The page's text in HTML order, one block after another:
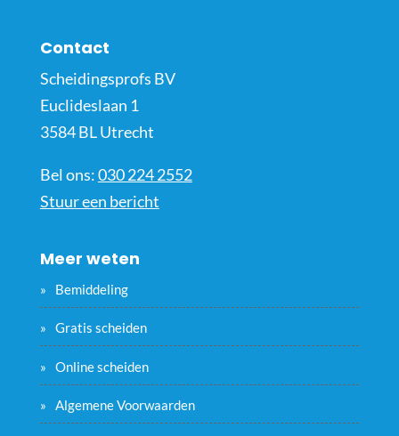
Contact
Scheidingsprofs BV
Euclideslaan 1
3584 BL Utrecht
Bel ons:030 224 2552
Stuur een bericht
Meer weten
Bemiddeling
Gratis scheiden
Online scheiden
Algemene Voorwaarden